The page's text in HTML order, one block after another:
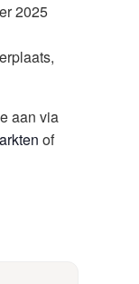
2025
aan via
of